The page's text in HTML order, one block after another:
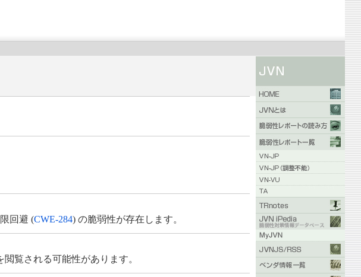
回避 (CWE-284) の脆弱性が存在します。
覧される可能性があります。